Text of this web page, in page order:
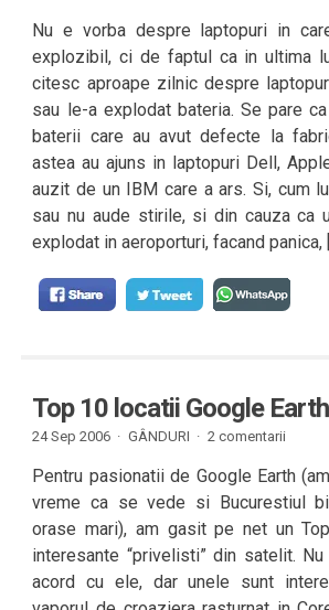
Nu e vorba despre laptopuri in
explozibil, ci de faptul ca in ultima
citesc aproape zilnic despre
sau le-a explodat bateria. Se pare
baterii care au avut defecte la
astea au ajuns in laptopuri Dell,
auzit de un IBM care a ars. Si, cum
sau nu aude stirile, si din cauza ca
explodat in aeroporturi, facand panica,
Top 10 locatii Google Earth
24 Sep 2006 · GÂNDURI · 2 comentarii
Pentru pasionatii de Google Earth
vreme ca se vede si Bucurestiul
orase mari), am gasit pe net un
interesante “privelisti” din satelit.
acord cu ele, dar unele sunt